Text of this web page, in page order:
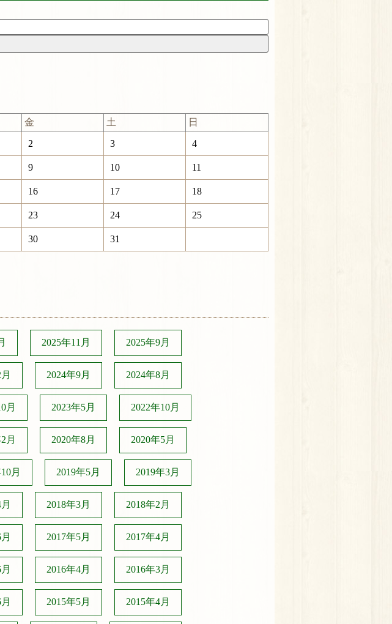
金 土 日
2 3 4
9 10 11
16 17 18
23 24 25
30 31
2025年11月 2025年9月
2024年9月 2024年8月
月 2023年5月 2022年10月
月 2020年8月 2020年5月
月 2019年5月 2019年3月
2018年3月 2018年2月
2017年5月 2017年4月
2016年4月 2016年3月
2015年5月 2015年4月